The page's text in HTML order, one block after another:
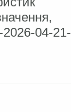
2026-04-21-